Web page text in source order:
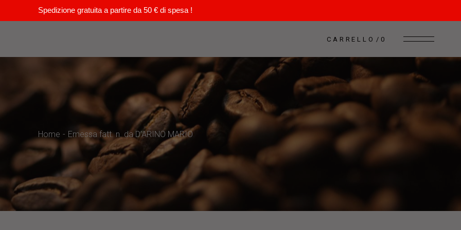
Spedizione gratuita a partire da 50 € di spesa !
CARRELLO 0
Home Emessa fatt. n. da D’ARINO MARIO